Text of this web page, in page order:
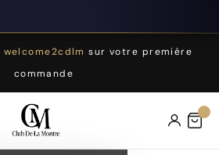
welcome2cdlm sur votre première
commande